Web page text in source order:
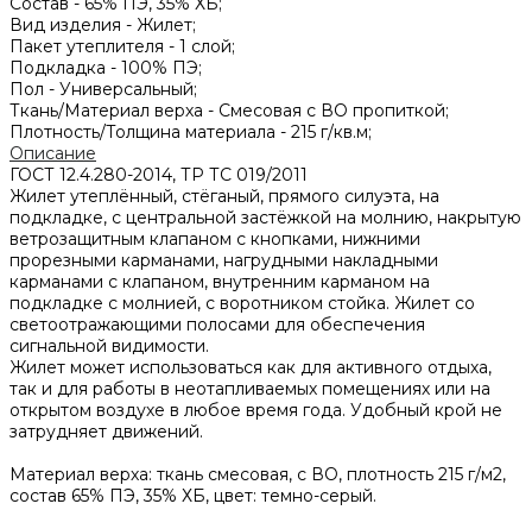
Вид изделия - Жилет;
Пакет утеплителя - 1 слой;
Подкладка - 100% ПЭ;
Пол - Универсальный;
Ткань/Материал верха - Смесовая с ВО пропиткой;
Плотность/Толщина материала - 215 г/кв.м;
Описание
ГОСТ 12.4.280-2014, ТР ТС 019/2011
Жилет утеплённый, стёганый, прямого силуэта, на
подкладке, с центральной застёжкой на молнию, накрытую
ветрозащитным клапаном с кнопками, нижними
прорезными карманами, нагрудными накладными
карманами с клапаном, внутренним карманом на
подкладке с молнией, с воротником стойка. Жилет со
светоотражающими полосами для обеспечения
сигнальной видимости.
Жилет может использоваться как для активного отдыха,
так и для работы в неотапливаемых помещениях или на
открытом воздухе в любое время года. Удобный крой не
затрудняет движений.
Материал верха: ткань смесовая, с ВО, плотность 215 г/м2,
состав 65% ПЭ, 35% ХБ, цвет: темно-серый.